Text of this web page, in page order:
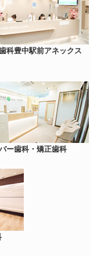
科豊中駅前アネックス
ー歯科・矯正歯科